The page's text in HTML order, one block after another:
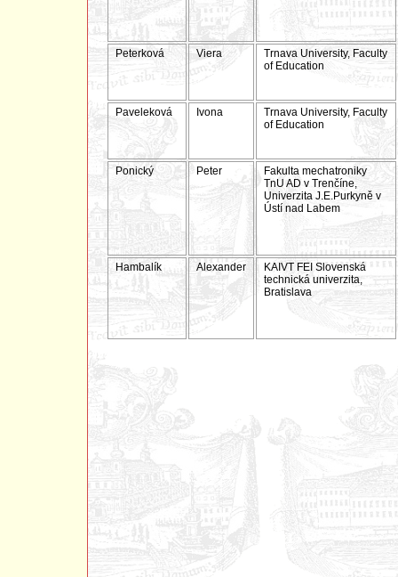
Peterková Viera
Trnava University, Faculty
of Education
Paveleková Ivona
Trnava University, Faculty
of Education
Ponický Peter
Fakulta mechatroniky
TnU AD v Trenčíne,
Univerzita J.E.Purkyně v
Ústí nad Labem
Hambalík Alexander
KAIVT FEI Slovenská
technická univerzita,
Bratislava